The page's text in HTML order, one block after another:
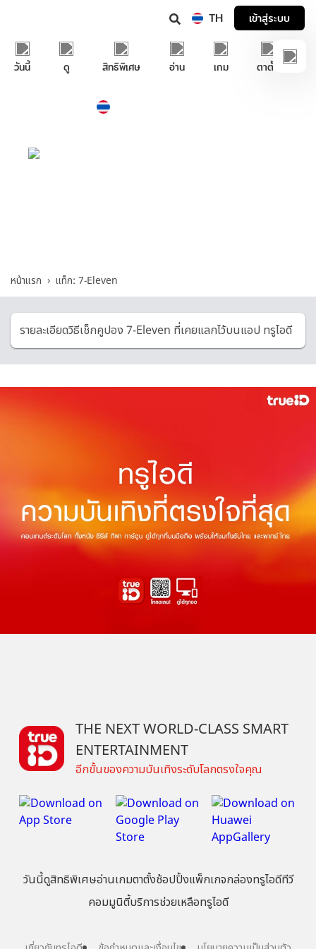
TH เข้าสู่ระบบ
วันนี้ ดู สิทธิพิเศษ อ่าน เกม ตาตั้ง
หน้าแรก แท็ก: 7-Eleven
รายละเอียดวิธีเช็กคูปอง 7-Eleven ที่เคยแลกไว้บนแอป ทรูไอดี
THE NEXT WORLD-CLASS SMART
ENTERTAINMENT
อีกขั้นของความบันเทิงระดับโลกตรงใจคุณ
วันนี้ดูสิทธิพิเศษอ่านเกมตาตั้งช้อปปิ้งแพ็กเกจกล่องทรูไอดีทีวี
คอมมูนิตี้บริการช่วยเหลือทรูไอดี